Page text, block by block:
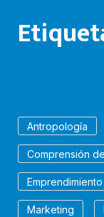
Antropología
Comprensión
Emprendimiento
Marketing